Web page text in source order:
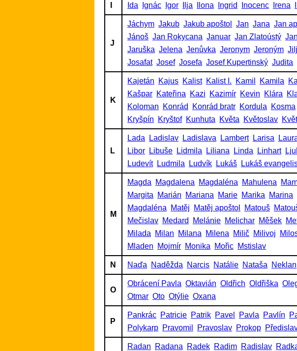
Ida Ignác Igor Ilja Ilona Ingrid Inocenc Irena
J
Jáchym Jakub Jakub apoštol Jan Jana Jan
Jánoš Jan Rokycana Januar Jan Zlatoústý
Jaruška Jelena Jenůvka Jeronym Jeroným
Josafat Josef Josefa Josef Kupertinský Judita
K
Kajetán Kajus Kalist Kalist I. Kamil Kamila
Kašpar Kateřina Kazi Kazimír Kevin Klára
Koloman
Konrád Konrád bratr Kordula Kosma
Kryšpín
Kryštof Kunhuta Květa Květoslav
L
Lada Ladislav Ladislava Lambert Larisa
Libor
Libuše Lidmila Liliana Linda Linhart
Ludevít
Ludmila Ludvík Lukáš Lukáš
M
Magda Magdalena Magdaléna Mahulena
Margita
Marián Mariana Marie Marika Marina
Magdaléna
Matěj Matěj apoštol Matouš
Mečislav Medard Melánie Melichar Měšek
Milada
Milan Milana Milena Milič Milivoj
Mladen
Mojmír Monika Mořic Mstislav
N Naďa Naděžda Narcis Natálie Nataša Neklan
O
Obrácení Pavla Oktavián Oldřich Oldřiška
Otmar Oto Otýlie Oxana
P
Pankrác Patricie Patrik Pavel Pavla Pavlín
Polykarp Pravomil Pravoslav Prokop
Radan Radana Radek Radim Radislav